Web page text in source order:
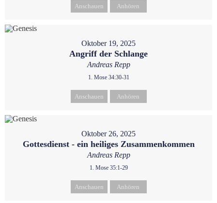
Anschauen Anhören
Oktober 19, 2025
Angriff der Schlange
Andreas Repp
1. Mose 34:30-31
Anschauen Anhören
Oktober 26, 2025
Gottesdienst - ein heiliges Zusammenkommen
Andreas Repp
1. Mose 35:1-29
Anschauen Anhören